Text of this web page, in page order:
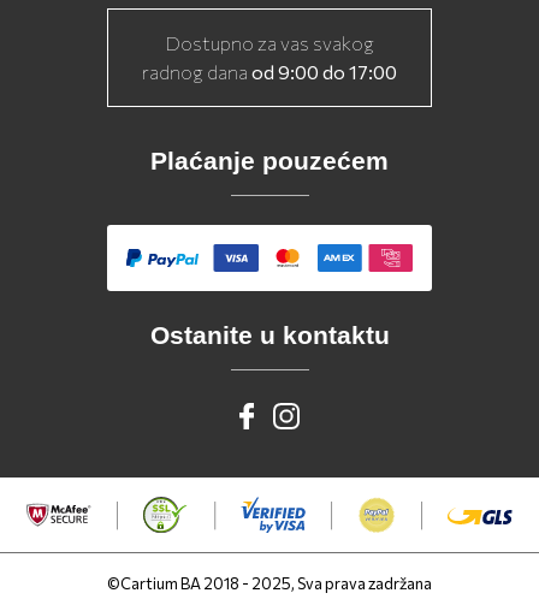
Dostupno za vas svakog
radnog dana od 9:00 do 17:00
Plaćanje pouzećem
Ostanite u kontaktu
©Cartium BA 2018 - 2025, Sva prava zadržana